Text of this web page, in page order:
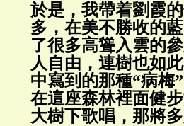
於是，我帶着劉霞
多，在美不勝收的
了很多高聳入雲的
人自由，連樹也如
中寫到的那種“病梅
在這座森林裡面健
大樹下歌唱，那將多